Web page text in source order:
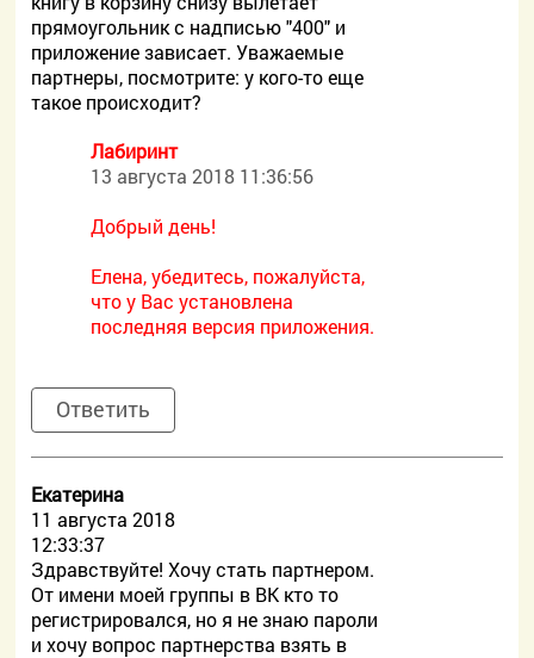
прямоугольник с надписью "400" и
приложение зависает. Уважаемые
партнеры, посмотрите: у кого-то еще
такое происходит?
Лабиринт
13 августа 2018 11:36:56
Добрый день!
Елена, убедитесь, пожалуйста,
что у Вас установлена
последняя версия приложения.
Ответить
Екатерина
11 августа 2018
12:33:37
Здравствуйте! Хочу стать партнером.
От имени моей группы в ВК кто то
регистрировался, но я не знаю пароли
и хочу вопрос партнерства взять в